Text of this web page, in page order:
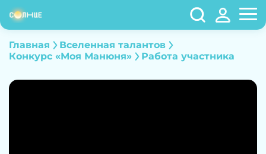
Главная
Вселенная талантов
Конкурс «Моя Манюня»
Работа участника